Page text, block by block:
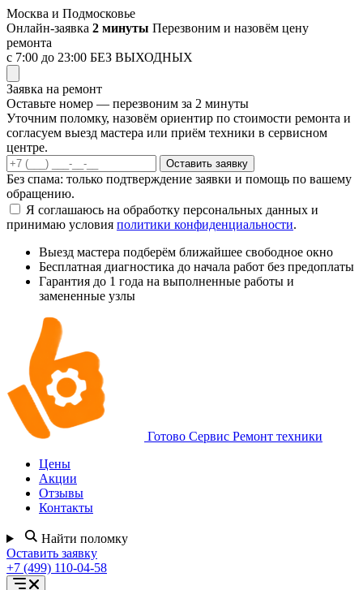
Перейти
к
содержимому
Москва и Подмосковье
Онлайн-заявка 2 минуты Перезвоним и назовём цену
ремонта
с 7:00 до 23:00 БЕЗ ВЫХОДНЫХ
Заявка на ремонт
Оставьте номер — перезвоним за 2 минуты
Уточним поломку, назовём ориентир по стоимости ремонта и
согласуем выезд мастера или приём техники в сервисном
центре.
Оставить заявку
Без спама: только подтверждение заявки и помощь по вашему
обращению.
Я соглашаюсь на обработку персональных данных и
принимаю условия политики конфиденциальности.
Выезд мастера подберём ближайшее свободное окно
Бесплатная диагностика до начала работ без предоплаты
Гарантия до 1 года на выполненные работы и
замененные узлы
Готово Сервис Ремонт техники
Цены
Акции
Отзывы
Контакты
Найти поломку
Оставить заявку
+7 (499) 110-04-58